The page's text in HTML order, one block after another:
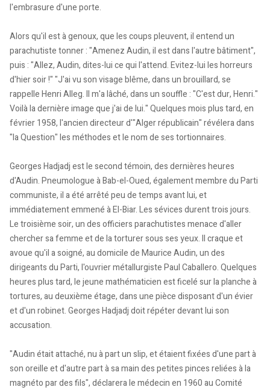
l'embrasure d'une porte.
Alors qu'il est à genoux, que les coups pleuvent, il entend un
parachutiste tonner : "Amenez Audin, il est dans l'autre bâtiment",
puis : "Allez, Audin, dites-lui ce qui l'attend. Evitez-lui les horreurs
d'hier soir !" "J'ai vu son visage blême, dans un brouillard, se
rappelle Henri Alleg. Il m'a lâché, dans un souffle : "C'est dur, Henri."
Voilà la dernière image que j'ai de lui." Quelques mois plus tard, en
février 1958, l'ancien directeur d'"Alger républicain" révélera dans
"la Question" les méthodes et le nom de ses tortionnaires.
Georges Hadjadj est le second témoin, des dernières heures
d'Audin. Pneumologue à Bab-el-Oued, également membre du Parti
communiste, il a été arrêté peu de temps avant lui, et
immédiatement emmené à El-Biar. Les sévices durent trois jours.
Le troisième soir, un des officiers parachutistes menace d'aller
chercher sa femme et de la torturer sous ses yeux. Il craque et
avoue qu'il a soigné, au domicile de Maurice Audin, un des
dirigeants du Parti, l'ouvrier métallurgiste Paul Caballero. Quelques
heures plus tard, le jeune mathématicien est ficelé sur la planche à
tortures, au deuxième étage, dans une pièce disposant d'un évier
et d'un robinet. Georges Hadjadj doit répéter devant lui son
accusation.
"Audin était attaché, nu à part un slip, et étaient fixées d'une part à
son oreille et d'autre part à sa main des petites pinces reliées à la
magnéto par des fils", déclarera le médecin en 1960 au Comité